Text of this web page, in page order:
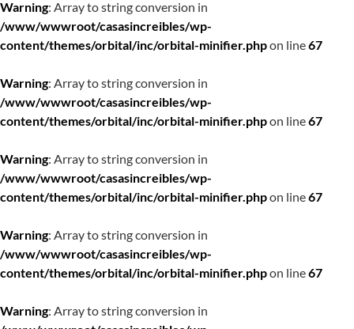
Warning: Array to string conversion in
/www/wwwroot/casasincreibles/wp-
content/themes/orbital/inc/orbital-minifier.phpon line67
Warning: Array to string conversion in
/www/wwwroot/casasincreibles/wp-
content/themes/orbital/inc/orbital-minifier.phpon line67
Warning: Array to string conversion in
/www/wwwroot/casasincreibles/wp-
content/themes/orbital/inc/orbital-minifier.phpon line67
Warning: Array to string conversion in
/www/wwwroot/casasincreibles/wp-
content/themes/orbital/inc/orbital-minifier.phpon line67
Warning: Array to string conversion in